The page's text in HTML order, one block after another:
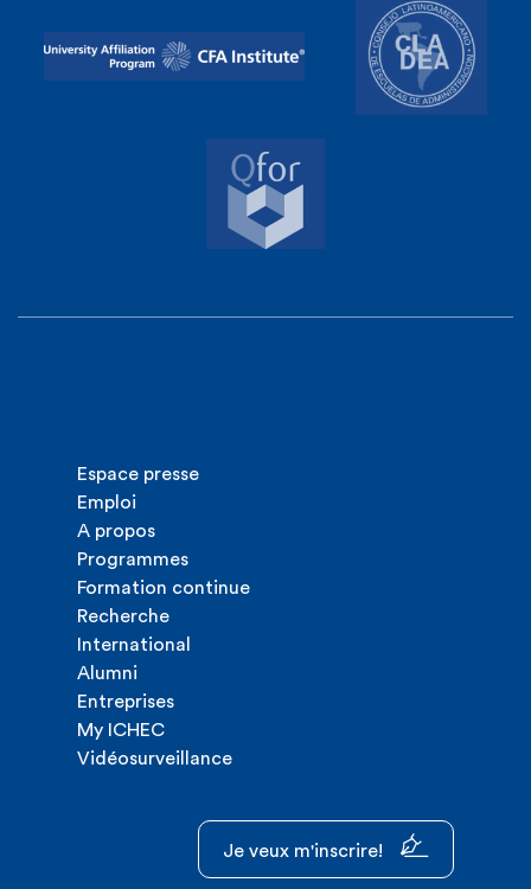
Espace presse
Emploi
A propos
Programmes
Formation continue
Recherche
International
Alumni
Entreprises
My ICHEC
Vidéosurveillance
Je veux m'inscrire!